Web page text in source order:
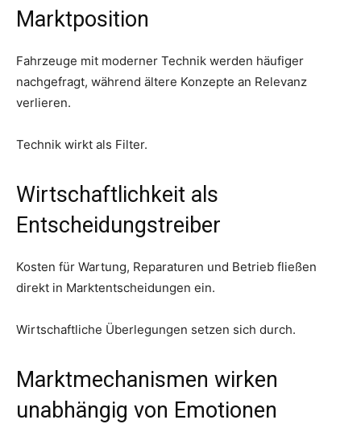
Marktposition
Fahrzeuge mit moderner Technik werden häufiger
nachgefragt, während ältere Konzepte an Relevanz
verlieren.
Technik wirkt als Filter.
Wirtschaftlichkeit als
Entscheidungstreiber
Kosten für Wartung, Reparaturen und Betrieb fließen
direkt in Marktentscheidungen ein.
Wirtschaftliche Überlegungen setzen sich durch.
Marktmechanismen wirken
unabhängig von Emotionen